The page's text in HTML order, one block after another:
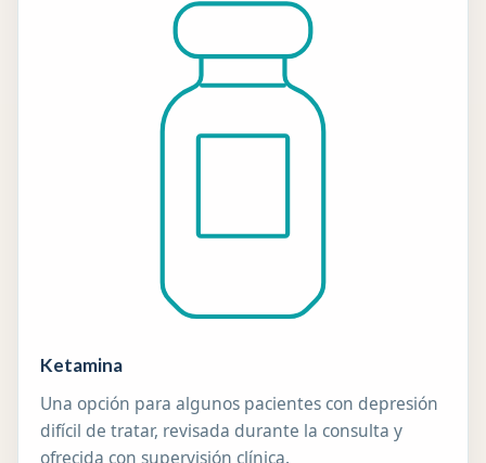
Ketamina
Una opción para algunos pacientes con depresión
difícil de tratar, revisada durante la consulta y
ofrecida con supervisión clínica.